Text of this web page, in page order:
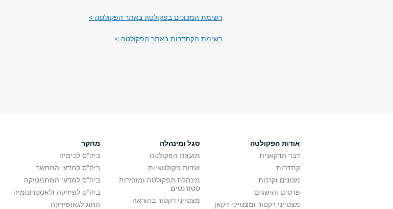
רשימת המכונים בפקולטה באתר הפקולטה >
רשימת הקתדרות באתר הפקולטה >
אודות הפקולטה
דבר הדקאנית
קתדרות
מכונים וקרנות
פרסים והישגים
מצטייני רקטור ומצטייני דקאן
סגל ומינהלה
מועצת הפקולטה
ועדות פקולטאיות
מינהלת הפקולטה ומזכירות
סטודנטים
מצטייני רקטור בהוראה
מחקר
ביה"ס לכימיה
ביה"ס למדעי המחשב
ביה"ס למדעי המתמטיקה
ביה"ס לפיזיקה ולאסטרונומיה
החוג לגאופיזיקה